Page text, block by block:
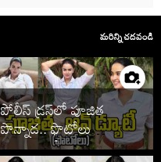
మరిన్ని చదవండి
పోలీస్ డ్రస్‌లో పూజిత
పొన్నాడ.. ఫొటోలు
చూడాల్సిందే